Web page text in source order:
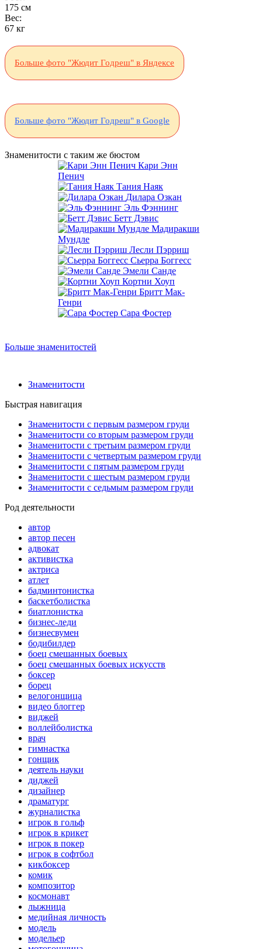
175 см
Вес:
67 кг
Больше фото "Жюдит Годреш" в Яндексе
Больше фото "Жюдит Годреш" в Google
Знаменитости с таким же бюстом
Кари Энн
Пенич
Тания Наяк
Дилара Озкан
Эль Фэннинг
Бетт Дэвис
Мадиракши
Мундле
Лесли Пэрриш
Сьерра Боггесс
Эмели Санде
Кортни Хоуп
Бритт Мак-
Генри
Сара Фостер
Больше знаменитостей
Знаменитости
Быстрая навигация
Знаменитости с первым размером груди
Знаменитости со вторым размером груди
Знаменитости с третьим размером груди
Знаменитости с четвертым размером груди
Знаменитости с пятым размером груди
Знаменитости с шестым размером груди
Знаменитости с седьмым размером груди
Род деятельности
автор
автор песен
адвокат
активистка
актриса
атлет
бадминтонистка
баскетболистка
биатлонистка
бизнес-леди
бизнесвумен
бодибилдер
боец смешанных боевых
боец смешанных боевых искусств
боксер
борец
велогонщица
видео блоггер
виджей
воллейболистка
врач
гимнастка
гонщик
деятель науки
диджей
дизайнер
драматург
журналистка
игрок в гольф
игрок в крикет
игрок в покер
игрок в софтбол
кикбоксер
комик
композитор
космонавт
лыжница
медийная личность
модель
модельер